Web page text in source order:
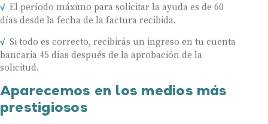
El período máximo para solicitar la ayuda es de 60
días desde la fecha de la factura recibida.
Si todo es correcto, recibirás un ingreso en tu cuenta
bancaria 45 días después de la aprobación de la
solicitud.
Aparecemos en los medios más
prestigiosos